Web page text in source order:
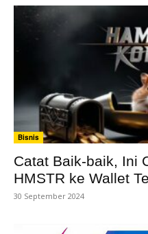
Bisnis
Catat Baik-baik, Ini
HMSTR ke Wallet
30 September 2024